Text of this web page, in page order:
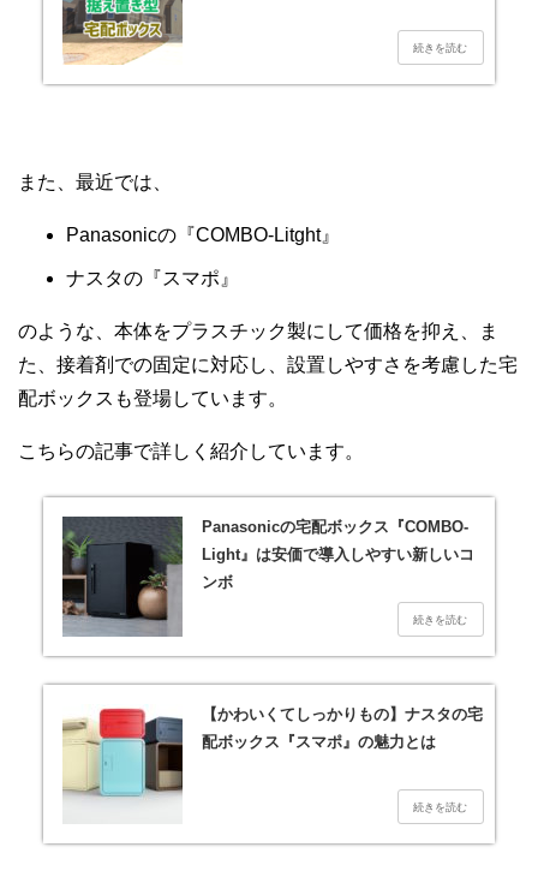
また、最近では、
Panasonicの『COMBO-Litght』
ナスタの『スマポ』
のような、本体をプラスチック製にして価格を抑え、ま
た、接着剤での固定に対応し、設置しやすさを考慮した宅
配ボックスも登場しています。
こちらの記事で詳しく紹介しています。
Panasonicの宅配ボックス『COMBO-
Light』は安価で導入しやすい新しいコ
ンボ
【かわいくてしっかりもの】ナスタの宅
配ボックス『スマポ』の魅力とは